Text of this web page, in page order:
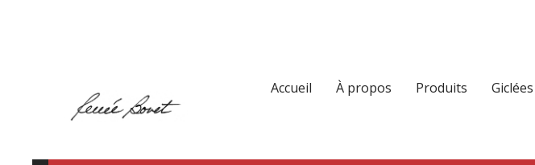
Accueil À propos Produits Giclées